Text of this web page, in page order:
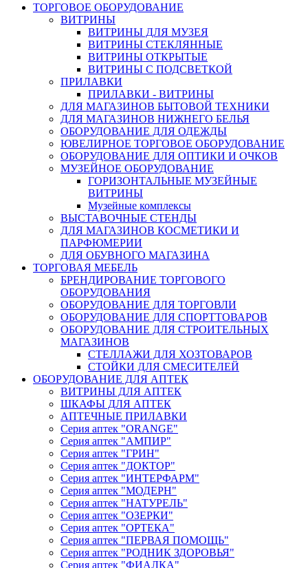
ТОРГОВОЕ ОБОРУДОВАНИЕ
ВИТРИНЫ
ВИТРИНЫ ДЛЯ МУЗЕЯ
ВИТРИНЫ СТЕКЛЯННЫЕ
ВИТРИНЫ ОТКРЫТЫЕ
ВИТРИНЫ С ПОДСВЕТКОЙ
ПРИЛАВКИ
ПРИЛАВКИ - ВИТРИНЫ
ДЛЯ МАГАЗИНОВ БЫТОВОЙ ТЕХНИКИ
ДЛЯ МАГАЗИНОВ НИЖНЕГО БЕЛЬЯ
ОБОРУДОВАНИЕ ДЛЯ ОДЕЖДЫ
ЮВЕЛИРНОЕ ТОРГОВОЕ ОБОРУДОВАНИЕ
ОБОРУДОВАНИЕ ДЛЯ ОПТИКИ И ОЧКОВ
МУЗЕЙНОЕ ОБОРУДОВАНИЕ
ГОРИЗОНТАЛЬНЫЕ МУЗЕЙНЫЕ
ВИТРИНЫ
Музейные комплексы
ВЫСТАВОЧНЫЕ СТЕНДЫ
ДЛЯ МАГАЗИНОВ КОСМЕТИКИ И
ПАРФЮМЕРИИ
ДЛЯ ОБУВНОГО МАГАЗИНА
ТОРГОВАЯ МЕБЕЛЬ
БРЕНДИРОВАНИЕ ТОРГОВОГО
ОБОРУДОВАНИЯ
ОБОРУДОВАНИЕ ДЛЯ ТОРГОВЛИ
ОБОРУДОВАНИЕ ДЛЯ СПОРТТОВАРОВ
ОБОРУДОВАНИЕ ДЛЯ СТРОИТЕЛЬНЫХ
МАГАЗИНОВ
СТЕЛЛАЖИ ДЛЯ ХОЗТОВАРОВ
СТОЙКИ ДЛЯ СМЕСИТЕЛЕЙ
ОБОРУДОВАНИЕ ДЛЯ АПТЕК
ВИТРИНЫ ДЛЯ АПТЕК
ШКАФЫ ДЛЯ АПТЕК
АПТЕЧНЫЕ ПРИЛАВКИ
Серия аптек "ORANGE"
Серия аптек "АМПИР"
Серия аптек "ГРИН"
Серия аптек "ДОКТОР"
Серия аптек "ИНТЕРФАРМ"
Серия аптек "МОДЕРН"
Серия аптек "НАТУРЕЛЬ"
Серия аптек "ОЗЕРКИ"
Серия аптек "ОРТЕКА"
Серия аптек "ПЕРВАЯ ПОМОЩЬ"
Серия аптек "РОДНИК ЗДОРОВЬЯ"
Серия аптек "ФИАЛКА"